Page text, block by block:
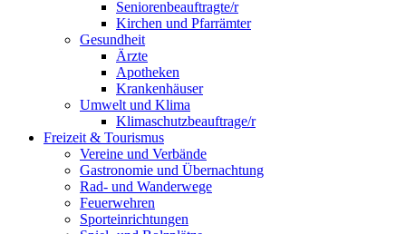
Seniorenbeauftragte/r
Kirchen und Pfarrämter
Gesundheit
Ärzte
Apotheken
Krankenhäuser
Umwelt und Klima
Klimaschutzbeauftrage/r
Freizeit & Tourismus
Vereine und Verbände
Gastronomie und Übernachtung
Rad- und Wanderwege
Feuerwehren
Sporteinrichtungen